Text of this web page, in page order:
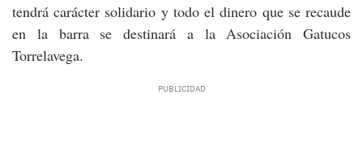
tendrá carácter solidario y todo el dinero que se recaude
en la barra se destinará a la Asociación Gatucos
Torrelavega.